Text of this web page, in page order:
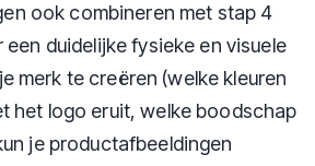
ook combineren met stap 4
duidelijke fysieke en visuele
merk te creëren (welke kleuren
het logo eruit, welke boodschap
je productafbeeldingen